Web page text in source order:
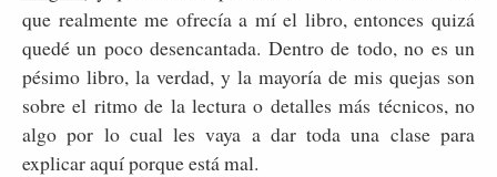
que realmente me ofrecía a mí el libro, entonces quizá
quedé un poco desencantada. Dentro de todo, no es un
pésimo libro, la verdad, y la mayoría de mis quejas son
sobre el ritmo de la lectura o detalles más técnicos, no
algo por lo cual les vaya a dar toda una clase para
explicar aquí porque está mal.